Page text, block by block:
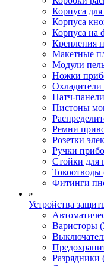
Корпуса
Корпуса
Корпуса на
Крепления
Макетные
Модули
Ножки
Охладители
Патч-
Пистоны
Ремни
Розетки
Ручки
Стойки для
Токоотводы
Фитинги
»
Устройства
Варисторы
Разрядники